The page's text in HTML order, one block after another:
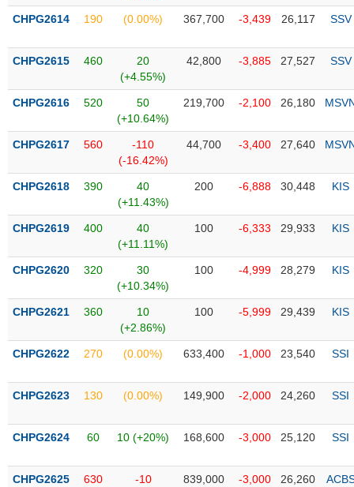
mục
ETF
Cổ
chi
tiết
Tổng
quan
Giao
dịch
Tài
chính
Phân
tích
thuật
sơ
nghiệp
tức
sự
CHPG2614 190 (0.00%) 367,700 -3,439 26,117 SSV
CHPG2615 460
20
(+4.55%)
42,800 -3,885 27,527 SSV
CHPG2616 520
50
(+10.64%)
219,700 -2,100 26,180
CHPG2617 560
-110
(-16.42%)
44,700 -3,400 27,640
CHPG2618 390
40
(+11.43%)
200 -6,888 30,448 KIS
CHPG2619 400
40
(+11.11%)
100 -6,333 29,933 KIS
CHPG2620 320
30
(+10.34%)
100 -4,999 28,279 KIS
CHPG2621 360
10
(+2.86%)
100 -5,999 29,439 KIS
CHPG2622 270 (0.00%) 633,400 -1,000 23,540 SSI
CHPG2623 130 (0.00%) 149,900 -2,000 24,260 SSI
CHPG2624 60 10 (+20%) 168,600 -3,000 25,120 SSI
CHPG2625 630 -10 839,000 -3,000 26,260
MỚI
Ngành
(-)
VS-
LƯỢNG
NGUYÊN
VẬT
NGHIỆP